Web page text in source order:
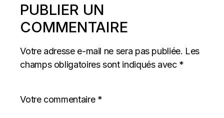
PUBLIER UN
COMMENTAIRE
Votre adresse e-mail ne sera pas publiée. Les
champs obligatoires sont indiqués avec *